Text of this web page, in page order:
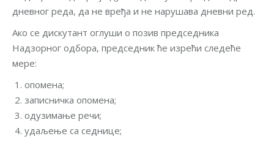
дневног реда, да не вређа и не нарушава дневни ред.
Ако се дискутант оглуши о позив председника
Надзорног одбора, председник ће изрећи следеће
мере:
опомена;
записничка опомена;
одузимање речи;
удаљење са седнице;